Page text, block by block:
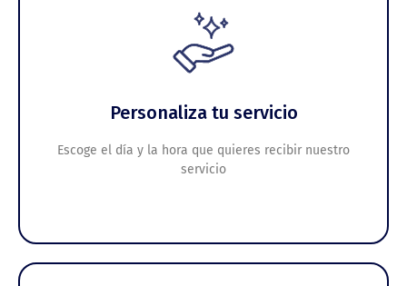
Personaliza tu servicio
Escoge el día y la hora que quieres recibir nuestro
servicio